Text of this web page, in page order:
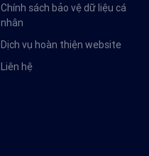
Chính sách bảo vệ dữ liệu cá
nhân
Dịch vụ hoàn thiện website
Liên hệ